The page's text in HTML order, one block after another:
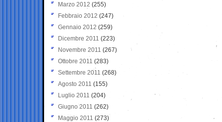
Marzo 2012 (255)
Febbraio 2012 (247)
Gennaio 2012 (259)
Dicembre 2011 (223)
Novembre 2011 (267)
Ottobre 2011 (283)
Settembre 2011 (268)
Agosto 2011 (155)
Luglio 2011 (204)
Giugno 2011 (262)
Maggio 2011 (273)